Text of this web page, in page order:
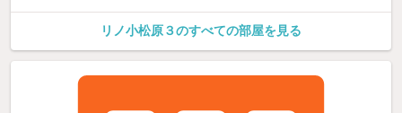
リノ小松原３のすべての部屋を見る